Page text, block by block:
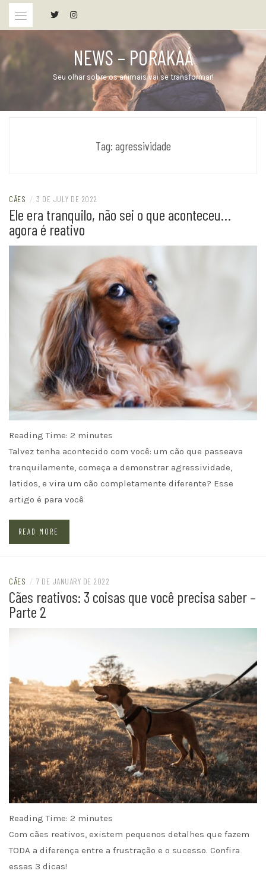
Skip
NEWS – PORAKAÁ
Seu olhar sobre os animais vai se transformar!
Tag: agressividade
CÃES / 3 DE JULY DE 2022
Ele era tranquilo, não sei o que aconteceu…
agora é reativo
Reading Time: 2 minutes
Talvez tenha acontecido com você: um cão que passeava
tranquilamente, começa a demonstrar agressividade,
latidos, e vira um cão completamente diferente? Esse
artigo é para você
READ MORE
CÃES / 7 DE JANUARY DE 2022
Cães reativos: 3 coisas que você precisa saber –
Parte 2
Reading Time: 2 minutes
Com cães reativos, existem pequenos detalhes que fazem
TODA a diferença entre a frustração e o sucesso. Confira
essas 3 dicas!